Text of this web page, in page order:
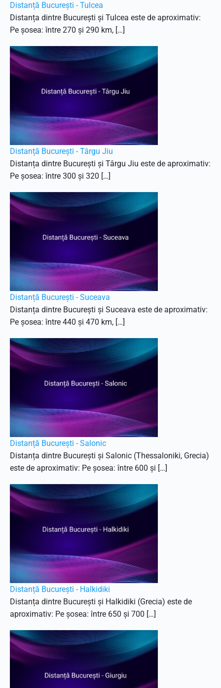
Distanță București - Tulcea
Distanța dintre București și Tulcea este de aproximativ:
Pe șosea: între 270 și 290 km, […]
Distanță București - Târgu Jiu
Distanța dintre București și Târgu Jiu este de aproximativ:
Pe șosea: între 300 și 320 […]
Distanță București - Suceava
Distanța dintre București și Suceava este de aproximativ:
Pe șosea: între 440 și 470 km, […]
Distanță București - Salonic
Distanța dintre București și Salonic (Thessaloniki, Grecia)
este de aproximativ: Pe șosea: între 600 și […]
Distanță București - Halkidiki
Distanța dintre București și Halkidiki (Grecia) este de
aproximativ: Pe șosea: între 650 și 700 […]